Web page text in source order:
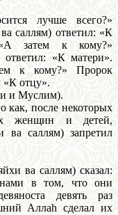
лучше всего?»
саллям) ответил: «К
«А затем к кому?»
ответил: «К матери».
к кому?» Пророк
«К отцу».
и Муслим).
как, после некоторых
женщин и детей,
ва саллям) запретил
ва саллям) сказал:
в том, что они
девять раз
Аллаh сделал их